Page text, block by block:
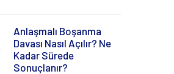
Anlaşmalı Boşanma
Davası Nasıl Açılır? Ne
Kadar Sürede
Sonuçlanır?